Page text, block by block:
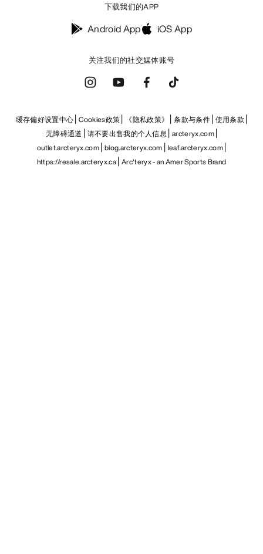
关注我们的社交媒体账号
下载我们的APP
Android App iOS App
缓存偏好设置中心 Cookies政策 《隐私政策》 条款与条件 使用条款
无障碍通道
请不要出售我的个人信息 arcteryx.com
outlet.arcteryx.com blog.arcteryx.com leaf.arcteryx.com
https://resale.arcteryx.ca Arc'teryx - an Amer Sports Brand